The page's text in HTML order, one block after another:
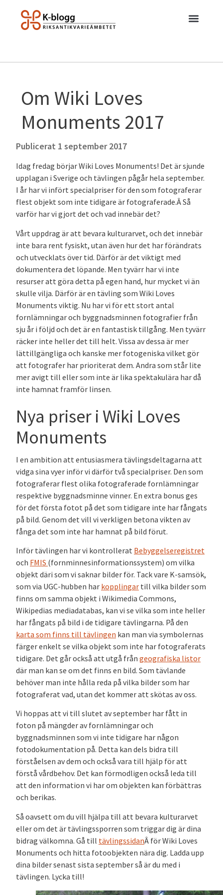
Om Wiki Loves
Monuments 2017
Publicerat 1 september 2017
Idag fredag börjar Wiki Loves Monuments! Det är sjunde
upplagan i Sverige och tävlingen pågår hela september.
I år har vi infört specialpriser för den som fotograferar
flest objekt som inte tidigare är fotograferade.Â Så
varför har vi gjort det och vad innebär det?
Vårt uppdrag är att bevara kulturarvet, och det innebär
inte bara rent fysiskt, utan även hur det har förändrats
och utvecklats över tid. Därför är det viktigt med
dokumentera det löpande. Men tyvärr har vi inte
resurser att göra detta på egen hand, hur mycket vi än
skulle vilja. Därför är en tävling som Wiki Loves
Monuments viktig. Nu har vi för ett stort antal
fornlämningar och byggnadsminnen fotografier från
sju år i följd och det är en fantastisk tillgång. Men tyvärr
räcker inte heller det till helt. Vissa av dessa är mer
lättillgängliga och kanske mer fotogeniska vilket gör
att fotografer har prioriterat dem. Andra som står lite
mer avigt till eller som inte är lika spektakulära har då
inte hamnat framför linsen.
Nya priser i Wiki Loves
Monuments
I en ambition att entusiasmera tävlingsdeltagarna att
vidga sina vyer inför vi därför två specialpriser. Den som
fotograferar flest olika fotograferade fornlämningar
respektive byggnadsminne vinner. En extra bonus ges
för det första fotot på det som tidigare inte har fångats
på bild. Genom det vill vi verkligen betona vikten av
fånga det som inte har hamnat på bild förut.
Inför tävlingen har vi kontrollerat Bebyggelseregistret
och FMIS (fornminnesinformationssystem) om vilka
objekt däri som vi saknar bilder för. Tack vare K-samsök,
som via UGC-hubben har kopplingar till vilka bilder som
finns om samma objekt i Wikimedia Commons,
Wikipedias mediadatabas, kan vi se vilka som inte heller
har fångats på bild i de tidigare tävlingarna. På den
karta som finns till tävlingen kan man via symbolernas
färger enkelt se vilka objekt som inte har fotograferats
tidigare. Det går också att utgå från geografiska listor
där man kan se om det finns en bild. Som tävlande
behöver man inte hålla reda på vilka bilder som har
fotograferat vad, utan det kommer att skötas av oss.
Vi hoppas att vi till slutet av september har fått in
foton på mängder av fornlämningar och
byggnadsminnen som vi inte tidigare har någon
fotodokumentation på. Detta kan dels bidra till
förståelsen av dem och också vara till hjälp för att
förstå vårdbehov. Det kan förmodligen också leda till
att den information vi har om objekten kan förbättras
och berikas.
Så oavsett om du vill hjälpa till att bevara kulturarvet
eller om det är tävlingssporren som triggar dig är dina
bidrag välkomna. Gå till tävlingssidanÂ för Wiki Loves
Monuments och hitta fotoobjekten nära dig. Ladda upp
dina bilder senast sista september så är du med i
tävlingen. Lycka till!